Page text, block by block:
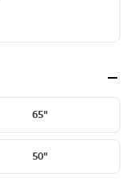
65"
50"